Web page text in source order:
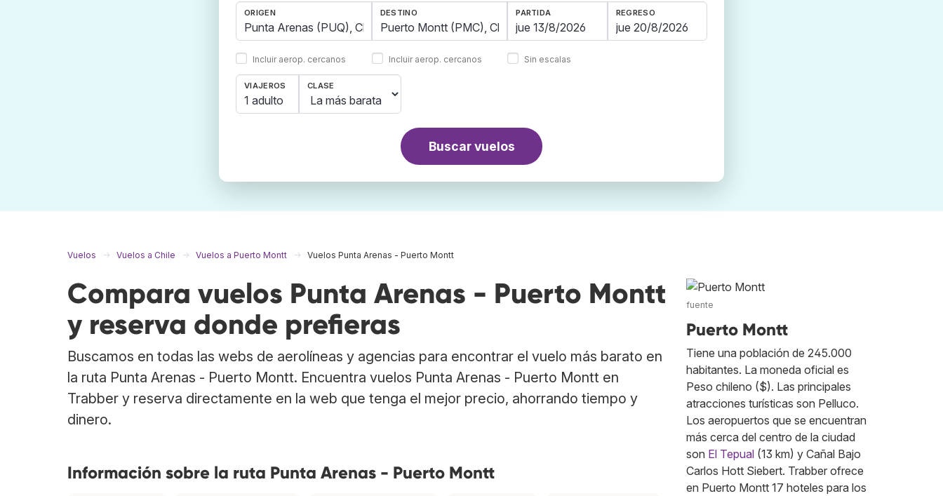
ORIGEN
Incluir aerop. cercanos
DESTINO
Incluir aerop. cercanos
PARTIDA REGRESO
Sin escalas
VIAJEROS
1 adulto
CLASE
Buscar vuelos
Vuelos Vuelos a Chile Vuelos a Puerto Montt Vuelos Punta Arenas - Puerto Montt
Compara vuelos Punta Arenas - Puerto Montt
y reserva donde prefieras
Buscamos en todas las webs de aerolíneas y agencias para encontrar el vuelo más barato en
la ruta Punta Arenas - Puerto Montt. Encuentra vuelos Punta Arenas - Puerto Montt en
Trabber y reserva directamente en la web que tenga el mejor precio, ahorrando tiempo y
dinero.
Información sobre la ruta Punta Arenas - Puerto Montt
fuente
Puerto Montt
Tiene una población de 245.000
habitantes. La moneda oficial es
Peso chileno ($). Las principales
atracciones turísticas son Pelluco.
Los aeropuertos que se encuentran
más cerca del centro de la ciudad
son El Tepual (13 km) y Cañal Bajo
Carlos Hott Siebert. Trabber ofrece
en Puerto Montt 17 hoteles para los